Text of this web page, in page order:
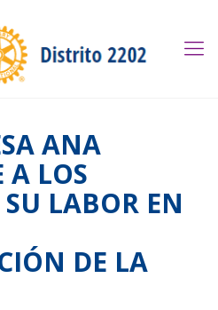
ANA
A LOS
LABOR EN
DE LA